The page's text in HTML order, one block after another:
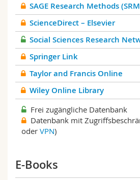
SAGE Research Methods
ScienceDirect – Elsevier
Social Sciences Research
Springer Link
Taylor and Francis Online
Wiley Online Library
Frei zugängliche Datenbank
Datenbank mit
oder VPN)
E-Books